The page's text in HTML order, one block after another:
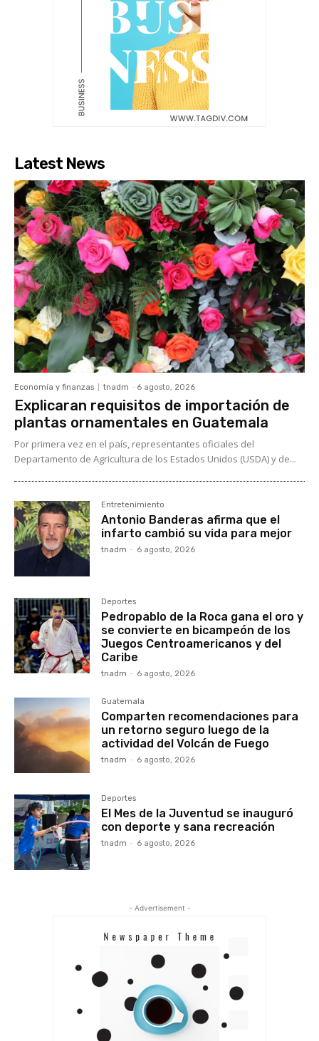
Latest News
Economía y finanzas tnadm - 6 agosto, 2026
Explicaran requisitos de importación de
plantas ornamentales en Guatemala
Por primera vez en el país, representantes oficiales del
Departamento de Agricultura de los Estados Unidos (USDA) y de...
Entretenimiento
Antonio Banderas afirma que el
infarto cambió su vida para mejor
tnadm - 6 agosto, 2026
Deportes
Pedropablo de la Roca gana el oro y
se convierte en bicampeón de los
Juegos Centroamericanos y del
Caribe
tnadm - 6 agosto, 2026
Guatemala
Comparten recomendaciones para
un retorno seguro luego de la
actividad del Volcán de Fuego
tnadm - 6 agosto, 2026
Deportes
El Mes de la Juventud se inauguró
con deporte y sana recreación
tnadm - 6 agosto, 2026
- Advertisement -